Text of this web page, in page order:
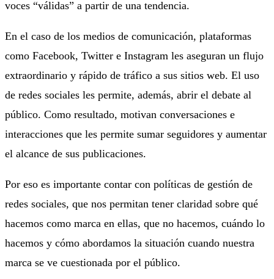
voces “válidas” a partir de una tendencia.
En el caso de los medios de comunicación, plataformas
como Facebook, Twitter e Instagram les aseguran un flujo
extraordinario y rápido de tráfico a sus sitios web. El uso
de redes sociales les permite, además, abrir el debate al
público. Como resultado, motivan conversaciones e
interacciones que les permite sumar seguidores y aumentar
el alcance de sus publicaciones.
Por eso es importante contar con políticas de gestión de
redes sociales, que nos permitan tener claridad sobre qué
hacemos como marca en ellas, que no hacemos, cuándo lo
hacemos y cómo abordamos la situación cuando nuestra
marca se ve cuestionada por el público.